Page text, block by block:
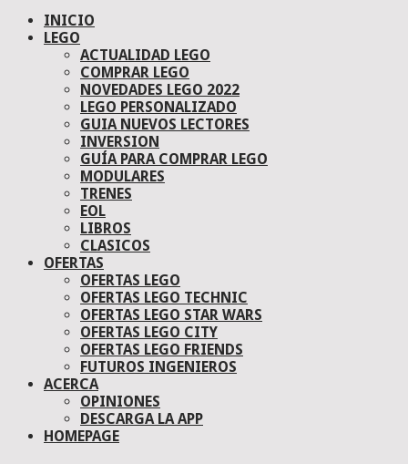
INICIO
LEGO
ACTUALIDAD LEGO
COMPRAR LEGO
NOVEDADES LEGO 2022
LEGO PERSONALIZADO
GUIA NUEVOS LECTORES
INVERSION
GUÍA PARA COMPRAR LEGO
MODULARES
TRENES
EOL
LIBROS
CLASICOS
OFERTAS
OFERTAS LEGO
OFERTAS LEGO TECHNIC
OFERTAS LEGO STAR WARS
OFERTAS LEGO CITY
OFERTAS LEGO FRIENDS
FUTUROS INGENIEROS
ACERCA
OPINIONES
DESCARGA LA APP
HOMEPAGE